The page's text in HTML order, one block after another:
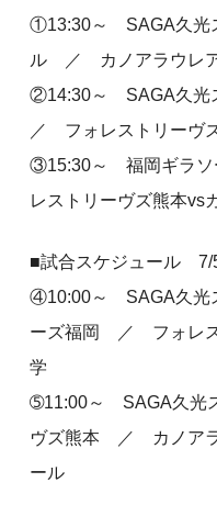
①13:30～ SAGA久光
ル ／ カノアラウレア
②14:30～ SAGA久光
／ フォレストリーヴ
③15:30～ 福岡ギラ
レストリーヴズ熊本vs
■試合スケジュール 7/5
④10:00～ SAGA久光
ーズ福岡 ／ フォレス
学
➄11:00～ SAGA久光
ヴズ熊本 ／ カノアラ
ール